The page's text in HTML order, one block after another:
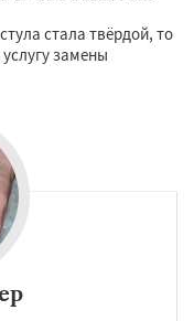
стала твёрдой, то
замены